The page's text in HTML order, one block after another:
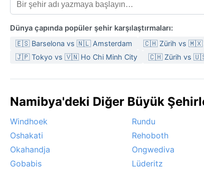
Dünya çapında popüler şehir karşılaştırmaları:
🇪🇸 Barselona vs 🇳🇱 Amsterdam 🇨🇭 Zürih vs 🇲🇽
🇯🇵 Tokyo vs 🇻🇳 Ho Chi Minh City
🇨🇭 Zürih vs
Namibya'deki Diğer Büyük
Windhoek Rundu
Oshakati
Rehoboth
Okahandja
Ongwediva
Gobabis
Lüderitz